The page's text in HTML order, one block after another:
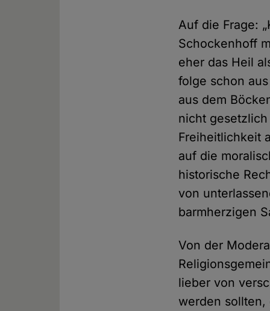
Auf die Frage:
Schockenhoff
eher das Heil
folge schon
aus dem
nicht
Freiheitlichkeit
auf die
historische
von
barmherzigen
Von der
lieber von
werden sollten,